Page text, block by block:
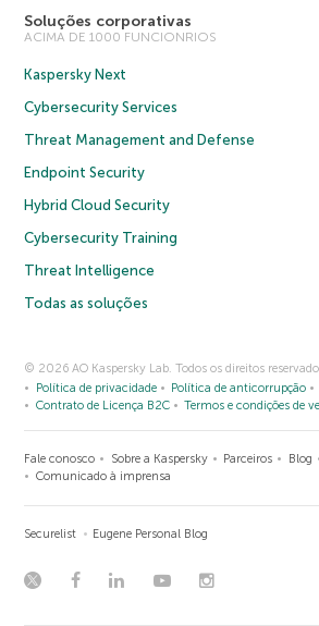
Soluções corporativas
ACIMA DE 1000 FUNCIONRIOS
Kaspersky Next
Cybersecurity Services
Threat Management and Defense
Endpoint Security
Hybrid Cloud Security
Cybersecurity Training
Threat Intelligence
Todas as soluções
© 2026 AO Kaspersky Lab. Todos os direitos
Política de privacidade
Política de anticorrupção
Contrato de Licença B2C
Termos e condições de
Fale conosco Sobre a Kaspersky Parceiros Blog
Comunicado à imprensa
Securelist Eugene Personal Blog